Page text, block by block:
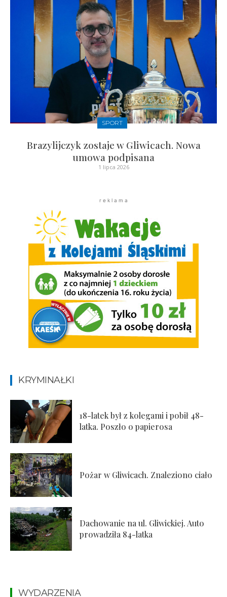
SPORT
Brazylijczyk zostaje w Gliwicach. Nowa
umowa podpisana
1 lipca 2026
r e k l a m a
KRYMINAŁKI
18-latek był z kolegami i pobił 48-
latka. Poszło o papierosa
Pożar w Gliwicach. Znaleziono ciało
Dachowanie na ul. Gliwickiej. Auto
prowadziła 84-latka
WYDARZENIA